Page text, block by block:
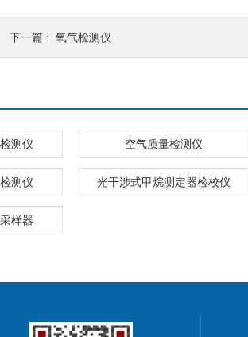
下一篇 : 氧气检测仪
测仪 空气质量检测仪
测仪 光干涉式甲烷测定器检校仪
样器